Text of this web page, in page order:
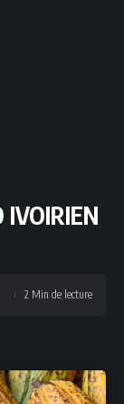
IVOIRIEN
2 Min de lecture